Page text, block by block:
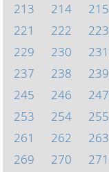
213
214 215
221
222 223
229
230 231
237
238 239
245
246 247
253
254 255
261
262 263
269
270 271